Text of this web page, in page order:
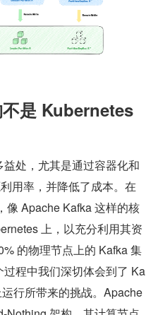
是 Kubernetes
处，尤其是通过容器化和
用率，并降低了成本。在
像 Apache Kafka 这样的核
上，以充分利用其资
的物理节点上的 Kafka 集
程中我们深切体会到了 Ka
行所带来的挑战。Apache